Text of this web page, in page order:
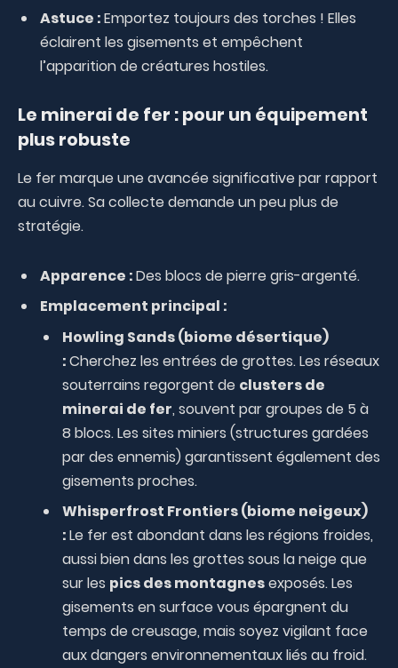
Astuce :Emportez toujours des torches ! Elles
éclairent les gisements et empêchent
l’apparition de créatures hostiles.
Le minerai de fer : pour un équipement
plus robuste
Le fer marque une avancée significative par rapport
au cuivre. Sa collecte demande un peu plus de
stratégie.
Apparence :Des blocs de pierre gris-argenté.
Emplacement principal :
Howling Sands (biome désertique)
:Cherchez les entrées de grottes. Les réseaux
souterrains regorgent de clusters de
minerai de fer, souvent par groupes de 5 à
8 blocs. Les sites miniers (structures gardées
par des ennemis) garantissent également des
gisements proches.
Whisperfrost Frontiers (biome neigeux)
:Le fer est abondant dans les régions froides,
aussi bien dans les grottes sous la neige que
sur les pics des montagnesexposés. Les
gisements en surface vous épargnent du
temps de creusage, mais soyez vigilant face
aux dangers environnementaux liés au froid.